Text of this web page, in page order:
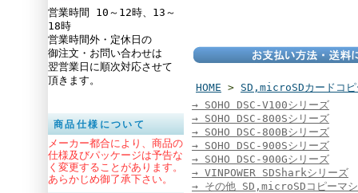
営業時間 10～12時、13～
18時
営業時間外・定休日の
御注文・お問い合わせは
翌営業日に順次対応させて
頂きます。
商品仕様について
メーカー都合により、商品の
仕様及びパッケージは予告な
く変更することがあります。
あらかじめ御了承下さい。
HOME > SD,microSDカードコピ
→ SOHO DSC-V100シリーズ
→ SOHO DSC-800Sシリーズ
→ SOHO DSC-800Bシリーズ
→ SOHO DSC-900Sシリーズ
→ SOHO DSC-900Gシリーズ
→ VINPOWER SDSharkシリーズ
→ その他 SD,microSDコピーマ